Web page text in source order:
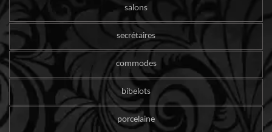
salons
secrétaires
commodes
bibelots
porcelaine